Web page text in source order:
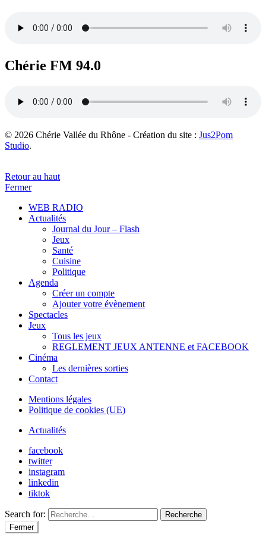
Chérie FM 94.0
© 2026 Chérie Vallée du Rhône - Création du site : Jus2Pom
Studio.
Retour au haut
Fermer
WEB RADIO
Actualités
Journal du Jour – Flash
Jeux
Santé
Cuisine
Politique
Agenda
Créer un compte
Ajouter votre évènement
Spectacles
Jeux
Tous les jeux
REGLEMENT JEUX ANTENNE et FACEBOOK
Cinéma
Les dernières sorties
Contact
Mentions légales
Politique de cookies (UE)
Actualités
facebook
twitter
instagram
linkedin
tiktok
Search for:
Recherche
Fermer